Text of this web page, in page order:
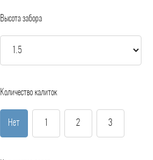
Высота забора
Количество калиток
Нет 2 3